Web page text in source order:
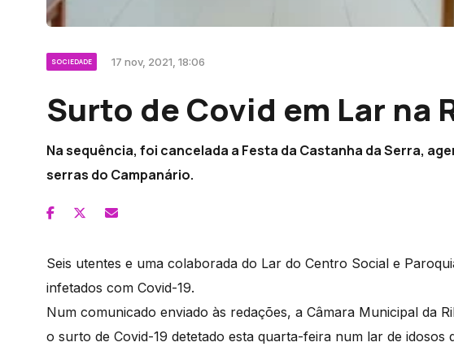
SOCIEDADE 17 nov, 2021, 18:06
Surto de Covid em Lar na
Na sequência, foi cancelada a Festa da Castanha da Serra,
serras do Campanário.
Seis utentes e uma colaborada do Lar do Centro Social e
infetados com Covid-19.
Num comunicado enviado às redações, a Câmara Municipal da
o surto de Covid-19 detetado esta quarta-feira num lar de idosos